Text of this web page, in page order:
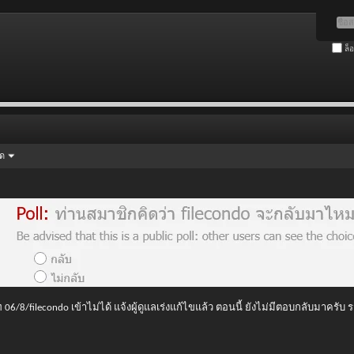
ล็
06/8/filecondo เข้าไม่ได้ แจ้งผู้ดูแลเร่งแก้ไขแล้ว ตอนนี้ ยังไม่มีตอบกลับมาครับ